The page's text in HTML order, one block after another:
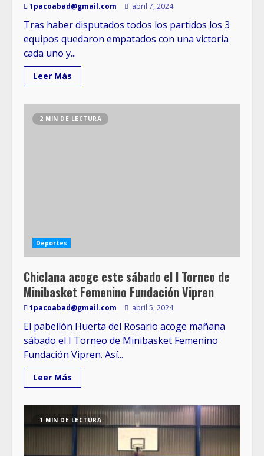
1pacoabad@gmail.com abril 7, 2024
Tras haber disputados todos los partidos los 3
equipos quedaron empatados con una victoria
cada uno y...
Leer Más
2 MIN DE LECTURA
Deportes
Chiclana acoge este sábado el I Torneo de
Minibasket Femenino Fundación Vipren
1pacoabad@gmail.com abril 5, 2024
El pabellón Huerta del Rosario acoge mañana
sábado el I Torneo de Minibasket Femenino
Fundación Vipren. Así...
Leer Más
1 MIN DE LECTURA